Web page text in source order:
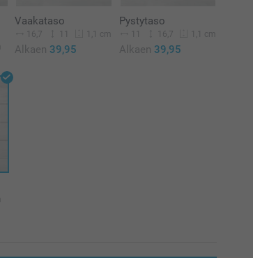
Vaakataso
16,7 1,1 cm
Alkaen 39,95
Pystytaso
16,7 1,1 cm
Alkaen 39,95